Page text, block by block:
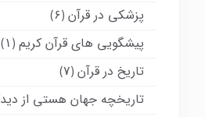
پزشکی در قرآن (۶)
پیشگویی های قرآن کریم (۱)
تاریخ در قرآن (۷)
تاریخچه جهان هستی از